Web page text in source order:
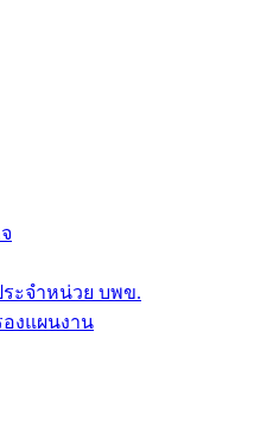
ะจำหน่วย บพข.
งแผนงาน